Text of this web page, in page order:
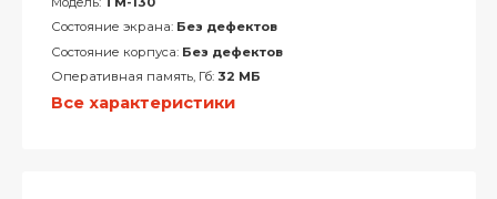
Состояние экрана: Без дефектов
Состояние корпуса: Без дефектов
Оперативная память, Гб: 32 МБ
Все характеристики